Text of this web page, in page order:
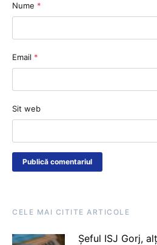
Nume *
Email *
Sit web
CELE MAI CITITE ARTICOLE
Șeful ISJ Gorj,